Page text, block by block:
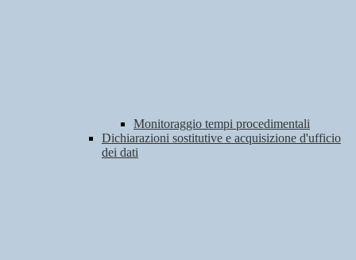
Monitoraggio tempi procedimentali
Dichiarazioni sostitutive e acquisizione d'ufficio
dei dati